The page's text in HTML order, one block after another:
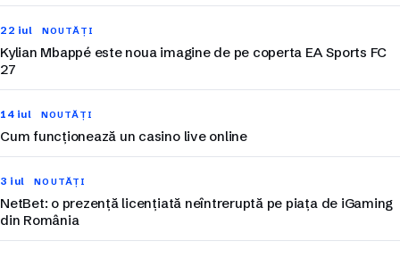
22 iul NOUTĂȚI
Kylian Mbappé este noua imagine de pe coperta EA Sports FC
27
14 iul NOUTĂȚI
Cum funcționează un casino live online
3 iul NOUTĂȚI
NetBet: o prezență licențiată neîntreruptă pe piața de iGaming
din România